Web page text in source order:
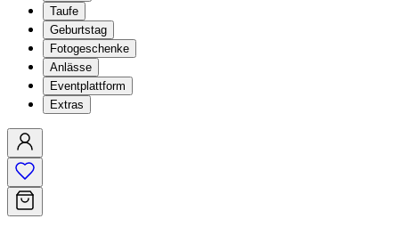
Taufe
Geburtstag
Fotogeschenke
Anlässe
Eventplattform
Extras